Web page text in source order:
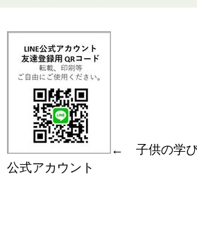
← 子供の学
公式アカウント